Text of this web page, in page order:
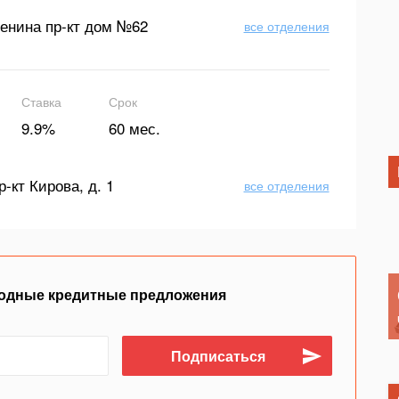
пр-кт дом №62 все отделения
Ставка
9.9%
Срок
60 мес.
кт Кирова, д. 1 все отделения
кредитные предложения